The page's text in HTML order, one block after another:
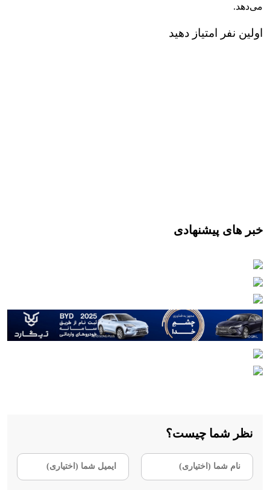
می‌دهد.
اولین نفر امتیاز دهید
خبر های پیشنهادی
نظر شما چیست؟